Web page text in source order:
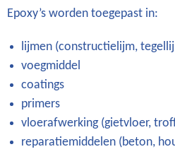
Epoxy’s worden toegepast in:
lijmen (constructielijm,
voegmiddel
coatings
primers
vloerafwerking (gietvloer,
reparatiemiddelen (beton,